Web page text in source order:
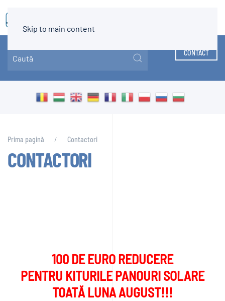
Skip to main content
CONTACT
Prima pagină Contactori
CONTACTORI
100 DE EURO REDUCERE
PENTRU KITURILE PANOURI SOLARE
TOATĂ LUNA AUGUST!!!